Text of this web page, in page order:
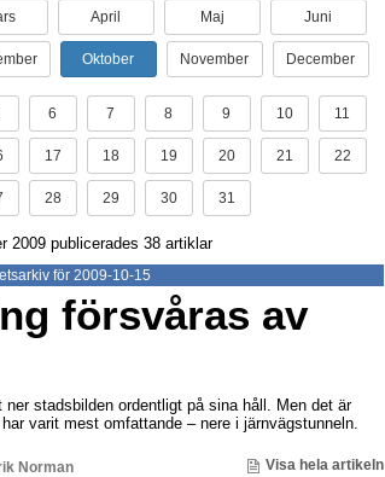
April Maj Juni
Oktober November December
6 7 8 9 10 11
17 18 19 20 21 22
28 29 30 31
2009 publicerades 38 artiklar
för 2009-10-15
försvåras av
stadsbilden ordentligt på sina håll. Men det är
varit mest omfattande – nere i järnvägstunneln.
Norman Visa hela artikeln